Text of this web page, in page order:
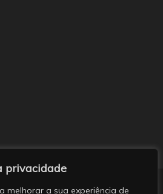
privacidade
melhorar a sua experiência de